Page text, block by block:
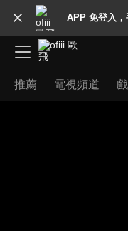
APP 免登入
推薦 電視頻道